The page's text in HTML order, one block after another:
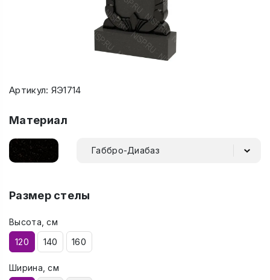
Артикул: ЯЭ1714
Материал
Габбро-Диабаз
Размер стелы
Высота, см
120 140 160
Ширина, см